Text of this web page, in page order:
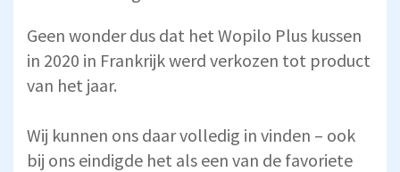
Geen wonder dus dat het Wopilo Plus kussen
in 2020 in Frankrijk werd verkozen tot product
van het jaar.
Wij kunnen ons daar volledig in vinden – ook
bij ons eindigde het als een van de favoriete